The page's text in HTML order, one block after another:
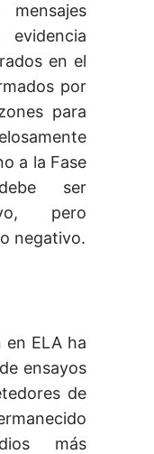
evidencia
en el
por
para
a la Fase
ser
pero
negativo.
en ELA ha
ensayos
de
más